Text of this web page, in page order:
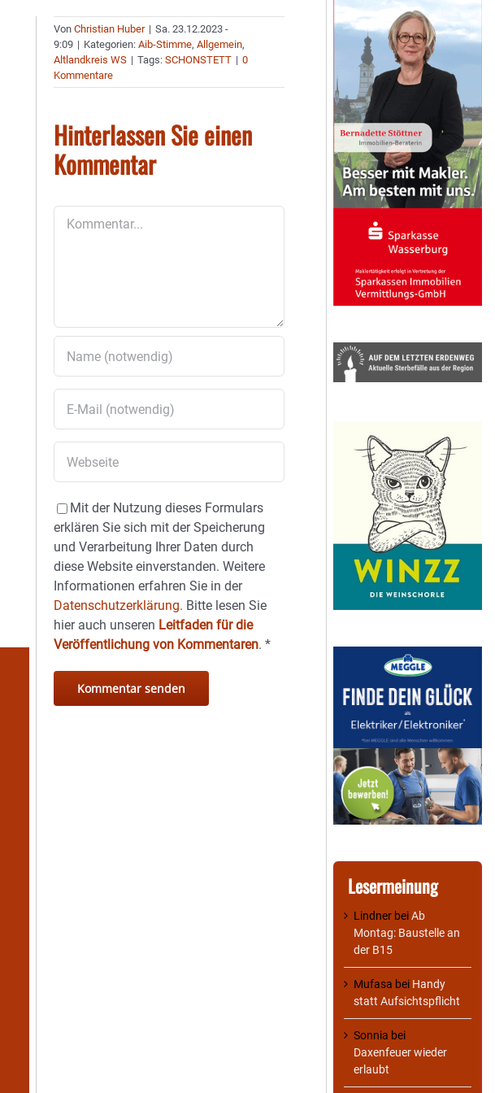
VonChristian Huber | Sa. 23.12.2023 -
9:09 | Kategorien:Aib-Stimme,Allgemein,
Altlandkreis WS | Tags:SCHONSTETT | 0
Kommentare
Hinterlassen Sie einen
Kommentar
Mit der Nutzung dieses Formulars
erklären Sie sich mit der Speicherung
und Verarbeitung Ihrer Daten durch
diese Website einverstanden. Weitere
Informationen erfahren Sie in der
Datenschutzerklärung. Bitte lesen Sie
hier auch unseren Leitfaden für die
Veröffentlichung von Kommentaren.*
Lesermeinung
Lindner beiAb
Montag: Baustelle an
der B15
Mufasa bei Handy
statt Aufsichtspflicht
Sonnia bei
Daxenfeuer wieder
erlaubt